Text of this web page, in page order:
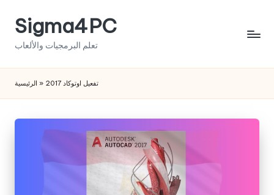
SkipSigma4PC
تعلم البرمجيات والألعاب
الرئيسية » تفعيل اوتوكاد 2017